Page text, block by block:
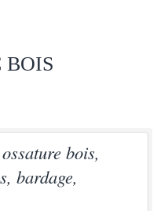
BOIS
bois,
bardage,